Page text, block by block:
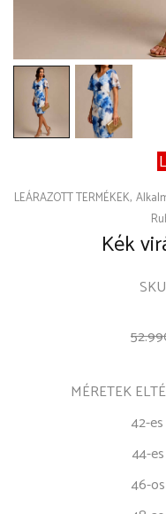
Kék
MÉRETEK
42-
44-
46-
LEÁRAZOTT TERMÉKEK